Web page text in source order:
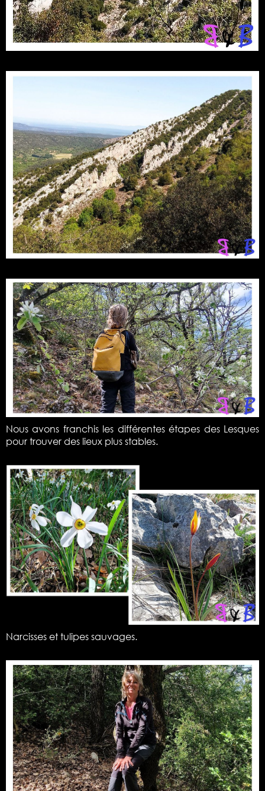
Nous avons franchis les différentes étapes des Lesques
pour trouver des lieux plus stables.
Narcisses et tulipes sauvages.